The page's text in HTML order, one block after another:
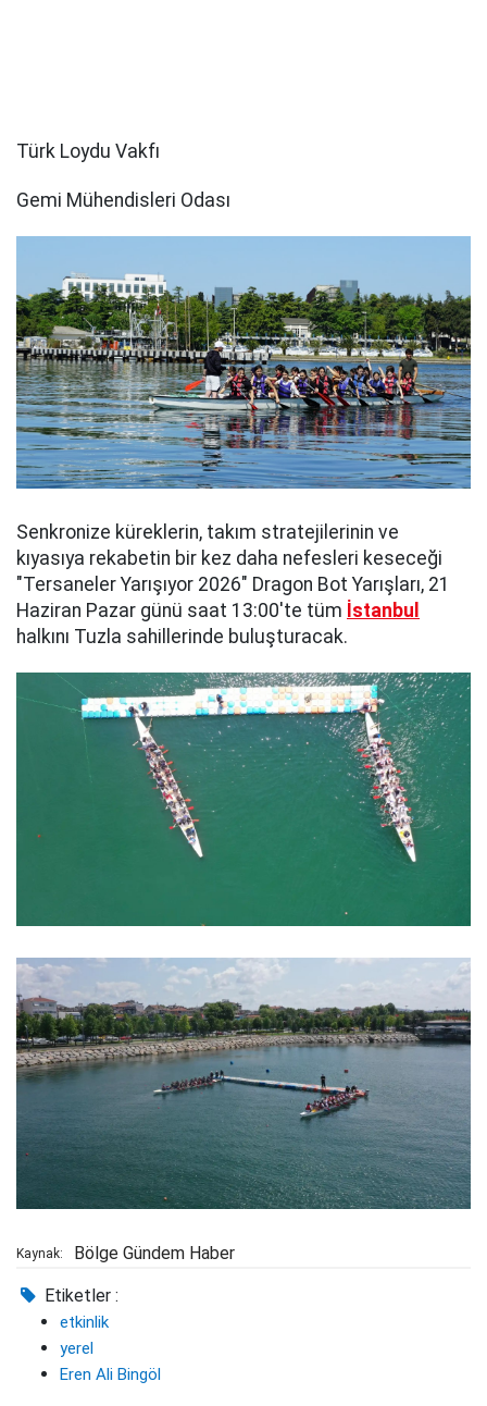
Türk Loydu Vakfı
Gemi Mühendisleri Odası
Senkronize küreklerin, takım stratejilerinin ve
kıyasıya rekabetin bir kez daha nefesleri keseceği
"Tersaneler Yarışıyor 2026" Dragon Bot Yarışları, 21
Haziran Pazar günü saat 13:00'te tüm İstanbul
halkını Tuzla sahillerinde buluşturacak.
Kaynak: Bölge Gündem Haber
Etiketler :
etkinlik
yerel
Eren Ali Bingöl